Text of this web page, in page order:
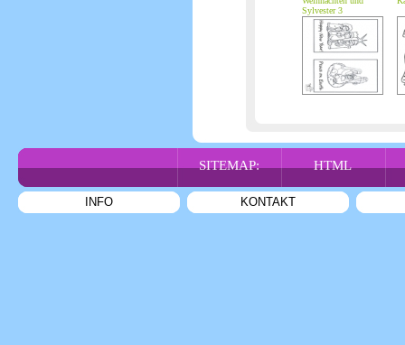
Sylvester 3
SITEMAP: HTML
INFO KONTAKT